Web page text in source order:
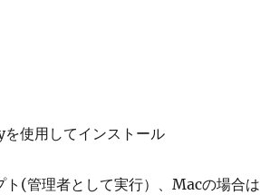
使用してインストール
(管理者として実行）、Macの場合は